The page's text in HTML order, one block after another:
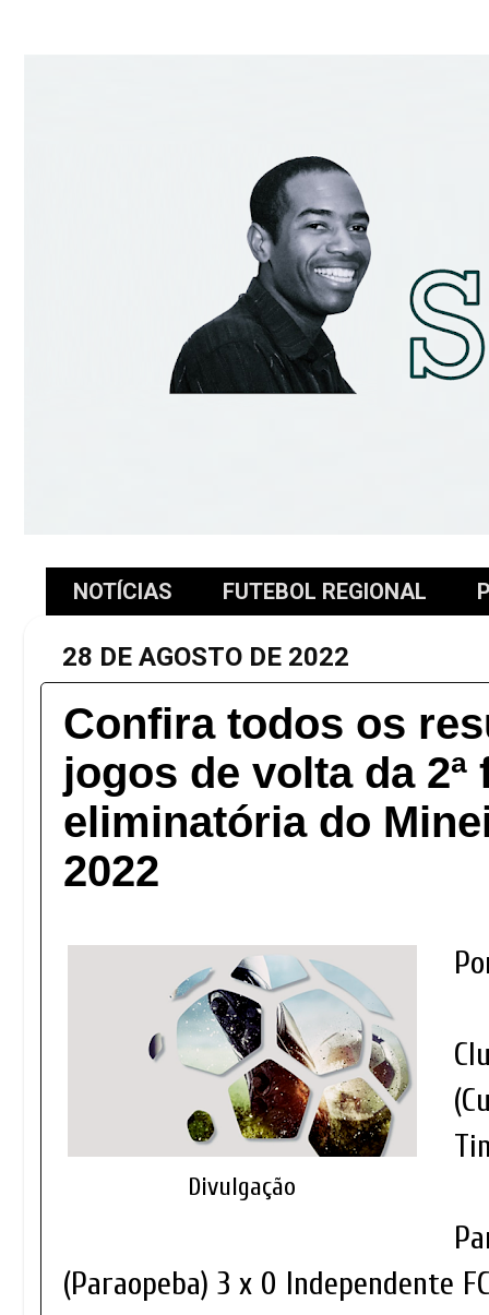
NOTÍCIAS FUTEBOL REGIONAL
28 DE AGOSTO DE 2022
Confira todos os
jogos de volta da 2ª
eliminatória do
2022
Divulgação
(Paraopeba) 3 x 0 Independente